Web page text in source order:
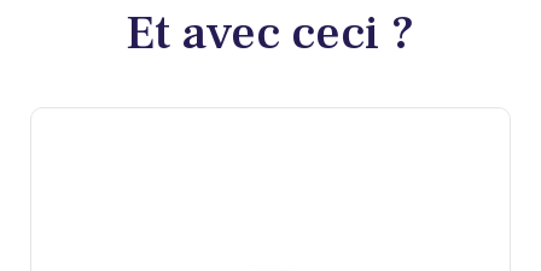
Et avec ceci ?